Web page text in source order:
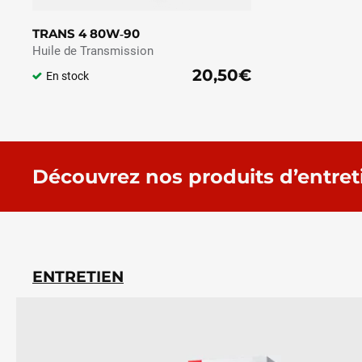
TRANS 4 80W‑90
Huile de Transmission
En stock 20,50€
Découvrez nos produits
ENTRETIEN